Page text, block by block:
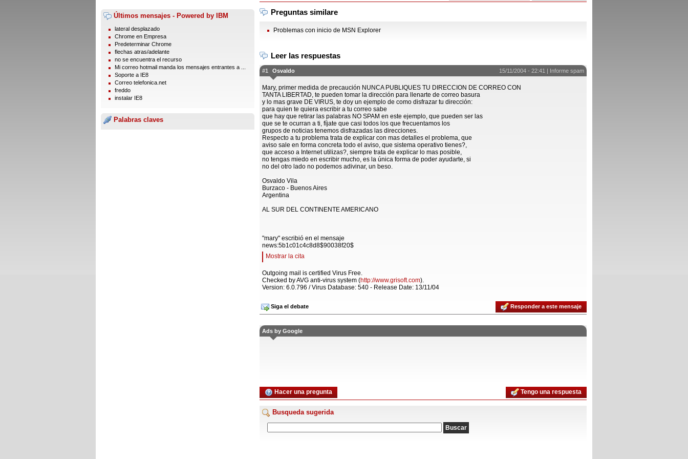
Últimos mensajes - Powered by IBM
lateral desplazado
Chrome en Empresa
Predeterminar Chrome
flechas atras/adelante
no se encuentra el recurso
Mi correo hotmail manda los mensajes entrantes a ...
Soporte a IE8
Correo telefonica.net
freddo
instalar IE8
Palabras claves
Preguntas similare
Problemas con inicio de MSN Explorer
Leer las respuestas
#1 Osvaldo 15/11/2004 - 22:41 | Informe spam
Mary, primer medida de precaución NUNCA PUBLIQUES TU DIRECCION DE CORREO CON
TANTA LIBERTAD, te pueden tomar la dirección para llenarte de correo basura
y lo mas grave DE VIRUS, te doy un ejemplo de como disfrazar tu dirección:
para quien te quiera escribir a tu correo sabe
que hay que retirar las palabras NO SPAM en este ejemplo, que pueden ser las
que se te ocurran a ti, fíjate que casi todos los que frecuentamos los
grupos de noticias tenemos disfrazadas las direcciones.
Respecto a tu problema trata de explicar con mas detalles el problema, que
aviso sale en forma concreta todo el aviso, que sistema operativo tienes?,
que acceso a Internet utilizas?, siempre trata de explicar lo mas posible,
no tengas miedo en escribir mucho, es la única forma de poder ayudarte, si
no del otro lado no podemos adivinar, un beso.
Osvaldo Vila
Burzaco - Buenos Aires
Argentina
AL SUR DEL CONTINENTE AMERICANO
"mary" escribió en el mensaje
news:5b1c01c4c8d8$90038f20$
Mostrar la cita
Outgoing mail is certified Virus Free.
Checked by AVG anti-virus system (http://www.grisoft.com).
Version: 6.0.796 / Virus Database: 540 - Release Date: 13/11/04
Siga el debate Responder a este mensaje
Ads by Google
Hacer una pregunta Tengo una respuesta
Busqueda sugerida